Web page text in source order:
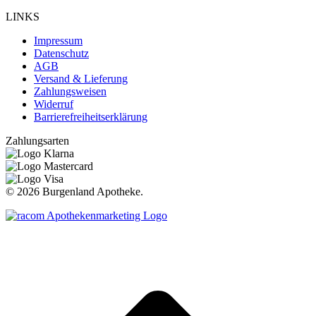
LINKS
Impressum
Datenschutz
AGB
Versand & Lieferung
Zahlungsweisen
Widerruf
Barrierefreiheitserklärung
Zahlungsarten
© 2026 Burgenland Apotheke.